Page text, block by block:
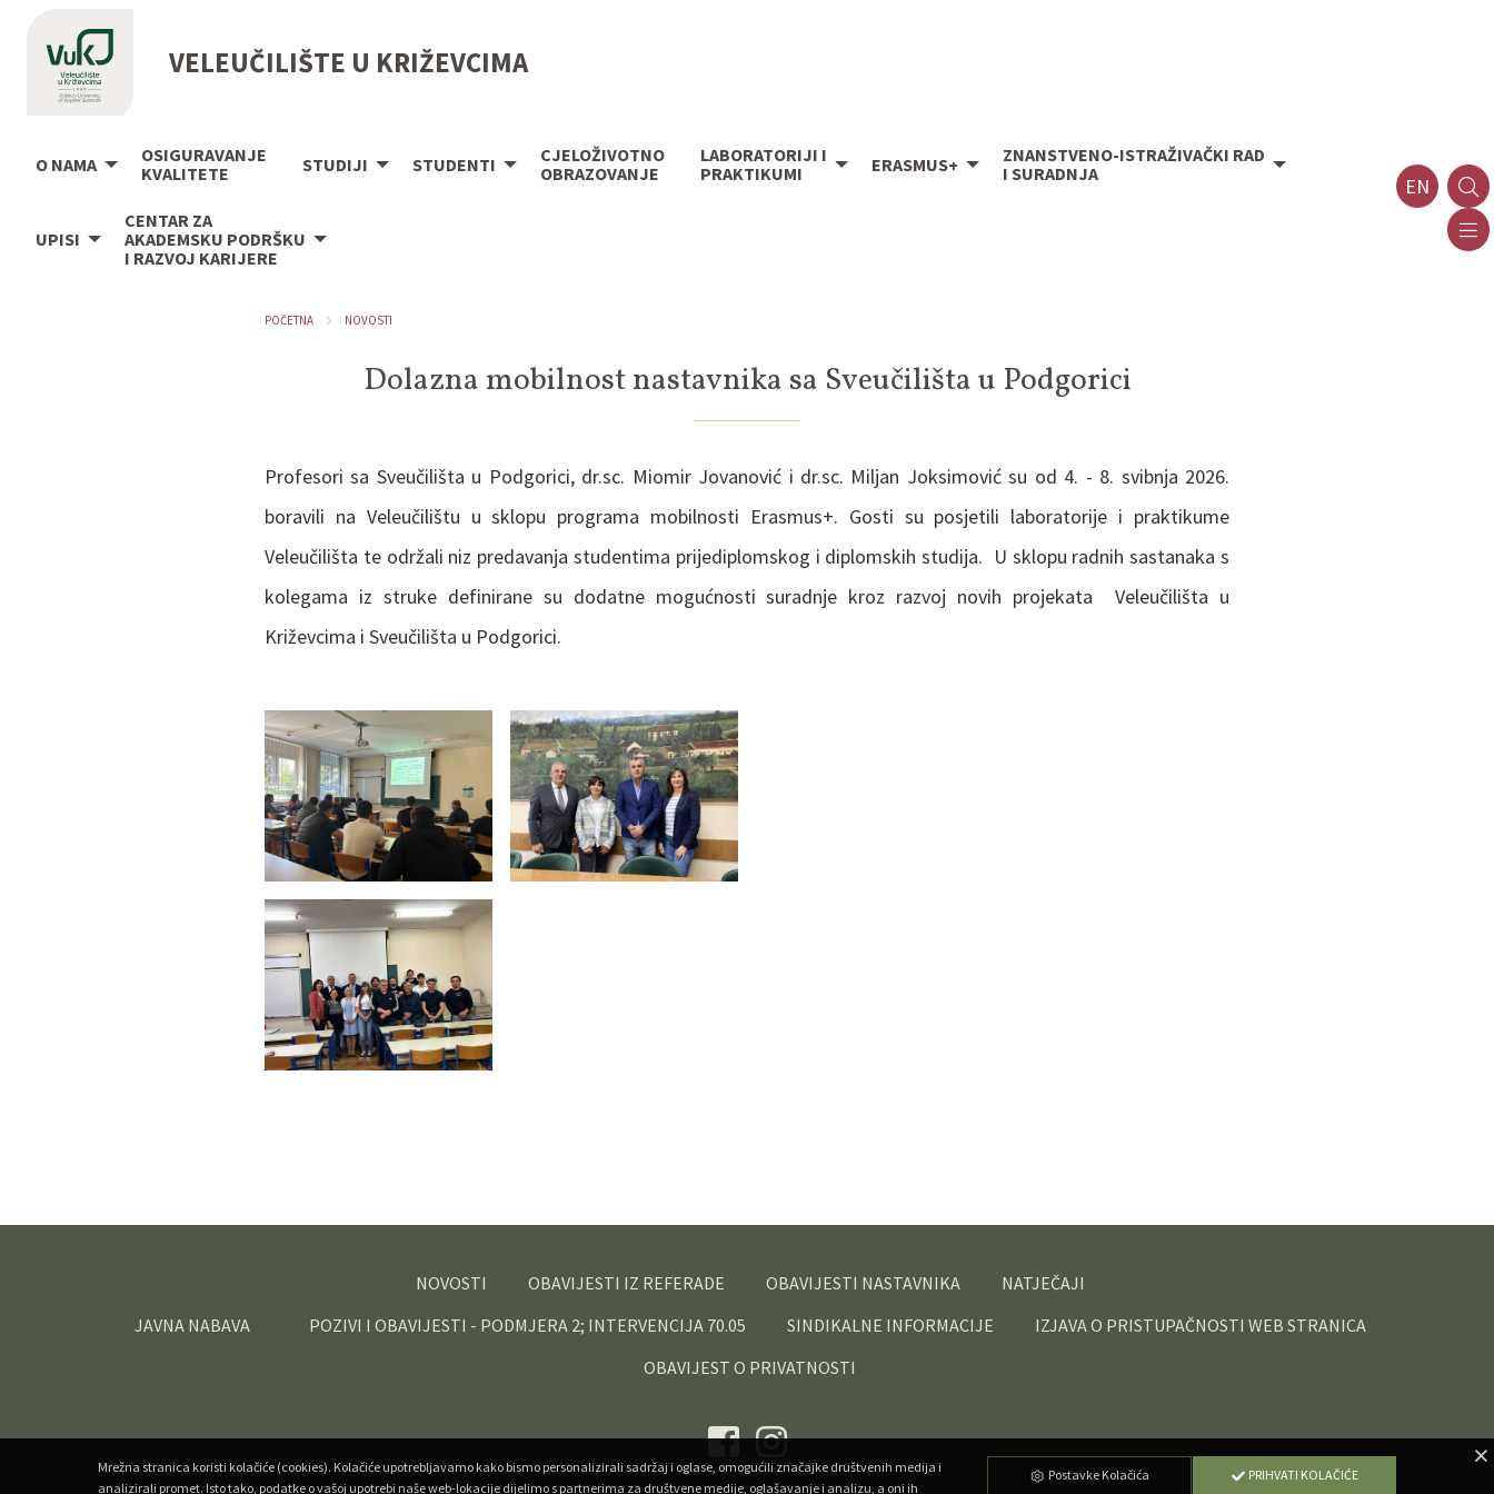
VELEUČILIŠTE U KRIŽEVCIMA
O NAMA
OSIGURAVANJE
KVALITETE
STUDIJI STUDENTI
CJELOŽIVOTNO
OBRAZOVANJE
LABORATORIJI I
PRAKTIKUMI
ERASMUS+
ZNANSTVENO-ISTRAŽIVAČKI RAD
I SURADNJA
UPISI
CENTAR ZA
AKADEMSKU PODRŠKU
I RAZVOJ KARIJERE
EN
POČETNA NOVOSTI
Dolazna mobilnost nastavnika sa Sveučilišta u Podgorici
Profesori sa Sveučilišta u Podgorici, dr.sc. Miomir Jovanović i dr.sc. Miljan Joksimović su od 4. - 8. svibnja 2026.
boravili na Veleučilištu u sklopu programa mobilnosti Erasmus+. Gosti su posjetili laboratorije i praktikume
Veleučilišta te održali niz predavanja studentima prijediplomskog i diplomskih studija. U sklopu radnih sastanaka s
kolegama iz struke definirane su dodatne mogućnosti suradnje kroz razvoj novih projekata Veleučilišta u
Križevcima i Sveučilišta u Podgorici.
NOVOSTI OBAVIJESTI IZ REFERADE OBAVIJESTI NASTAVNIKA
NATJEČAJI
JAVNA NABAVA
POZIVI I OBAVIJESTI - PODMJERA 2; INTERVENCIJA 70.05 SINDIKALNE INFORMACIJE
IZJAVA O PRISTUPAČNOSTI WEB STRANICA
OBAVIJEST O PRIVATNOSTI
Mrežna stranica koristi kolačiće (cookies). Kolačiće upotrebljavamo kako bismo personalizirali sadržaj i oglase, omogućili značajke društvenih medija i
analizirali promet. Isto tako, podatke o vašoj upotrebi naše web-lokacije dijelimo s partnerima za društvene medije, oglašavanje i analizu, a oni ih
Postavke Kolačića PRIHVATI KOLAČIĆE